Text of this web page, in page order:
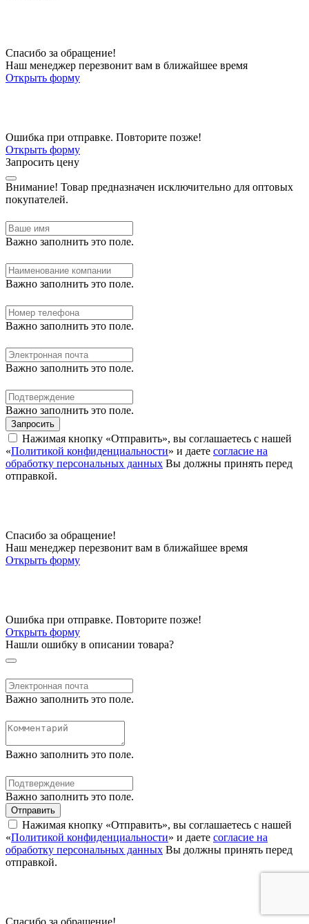
Спасибо за обращение!
Наш менеджер перезвонит вам в ближайшее время
Открыть форму
Ошибка при отправке. Повторите позже!
Открыть форму
Запросить цену
Внимание! Товар предназначен исключительно для оптовых
покупателей.
Важно заполнить это поле.
Важно заполнить это поле.
Важно заполнить это поле.
Важно заполнить это поле.
Важно заполнить это поле.
Запросить
Нажимая кнопку «Отправить», вы соглашаетесь с нашей
«Политикой конфиденциальности» и даете согласие на
обработку персональных данных Вы должны принять перед
отправкой.
Спасибо за обращение!
Наш менеджер перезвонит вам в ближайшее время
Открыть форму
Ошибка при отправке. Повторите позже!
Открыть форму
Нашли ошибку в описании товара?
Важно заполнить это поле.
Важно заполнить это поле.
Важно заполнить это поле.
Отправить
Нажимая кнопку «Отправить», вы соглашаетесь с нашей
«Политикой конфиденциальности» и даете согласие на
обработку персональных данных Вы должны принять перед
отправкой.
Спасибо за обращение!